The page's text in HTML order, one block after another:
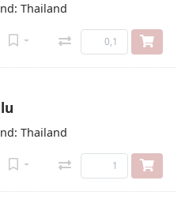
Thailand
Thailand